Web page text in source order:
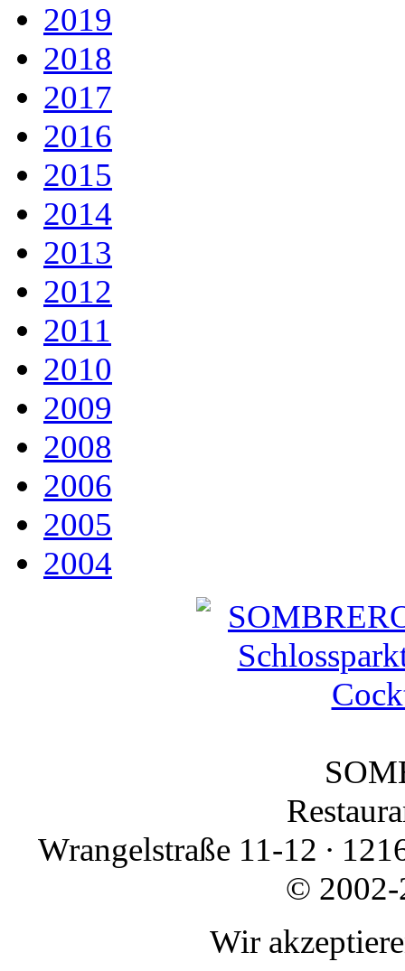
2019
2018
2017
2016
2015
2014
2013
2012
2011
2010
2009
2008
2006
2005
2004
Wrangelstraße 11-12 ∙
© 2002-
Wir